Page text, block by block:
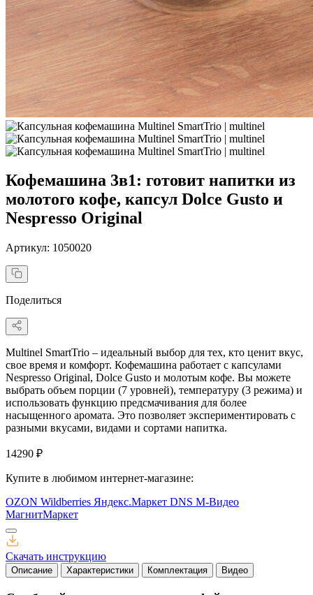
Кофемашина 3в1: готовит напитки из
молотого кофе, капсул Dolce Gusto и
Nespresso Original
Артикул: 1050020
Поделиться
Multinel SmartTrio – идеальный выбор для тех, кто ценит вкус,
свое время и комфорт. Кофемашина работает с капсулами
Nespresso Original, Dolce Gusto и молотым кофе. Вы можете
выбрать объем порции (7 уровней), температуру (3 режима) и
использовать функцию предсмачивания для более
насыщенного аромата. Это позволяет экспериментировать с
разными вкусами, видами и сортами напитка.
14290 ₽
Купите в любимом интернет-магазине:
OZON Wildberries Яндекс.Маркет DNS М-Видео
МагнитМаркет
Скачать инструкцию
Описание Характеристики Комплектация Видео